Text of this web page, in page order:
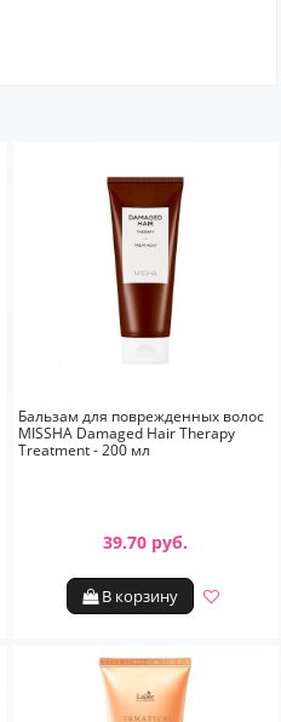
Бальзам для поврежденных волос
MISSHA Damaged Hair Therapy
Treatment - 200 мл
39.70 руб.
В корзину